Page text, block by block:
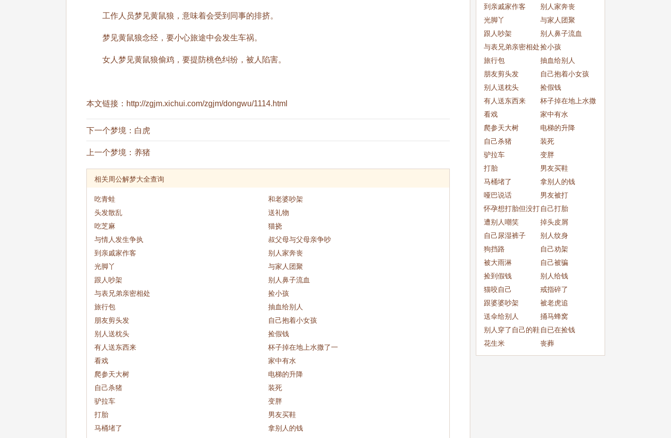
工作人员梦见黄鼠狼，意味着会受到同事的排挤。
梦见黄鼠狼念经，要小心旅途中会发生车祸。
女人梦见黄鼠狼偷鸡，要提防桃色纠纷，被人陷害。
本文链接： http://zgjm.xichui.com/zgjm/dongwu/1114.html
下一个梦境： 白虎
上一个梦境： 养猪
相关周公解梦大全查询
吃青蛙
和老婆吵架
头发散乱
送礼物
吃芝麻
猫挠
与情人发生争执
叔父母与父母亲争吵
到亲戚家作客
别人家奔丧
光脚丫
与家人团聚
跟人吵架
别人鼻子流血
与表兄弟亲密相处
捡小孩
旅行包
抽血给别人
朋友剪头发
自己抱着小女孩
别人送枕头
捡假钱
有人送东西来
杯子掉在地上水撒了一
看戏
家中有水
爬参天大树
电梯的升降
自己杀猪
装死
驴拉车
变胖
打胎
男友买鞋
马桶堵了
拿别人的钱
吵
到亲戚家作客
别人家奔丧
光脚丫
与家人团聚
跟人吵架
别人鼻子流血
与表兄弟亲密相处捡小孩
旅行包
抽血给别人
朋友剪头发
自己抱着小女孩
别人送枕头
捡假钱
有人送东西来
杯子掉在地上水撒
了一
看戏
家中有水
爬参天大树
电梯的升降
自己杀猪
装死
驴拉车
变胖
打胎
男友买鞋
马桶堵了
拿别人的钱
哑巴说话
男友被打
怀孕想打胎但没打
成
自己打胎
遭别人嘲笑
掉头皮屑
自己尿湿裤子
别人纹身
狗挡路
自己劝架
被大雨淋
自己被骗
捡到假钱
别人给钱
猫咬自己
戒指碎了
跟婆婆吵架
被老虎追
送伞给别人
捅马蜂窝
别人穿了自己的鞋
子
自已在捡钱
花生米
丧葬